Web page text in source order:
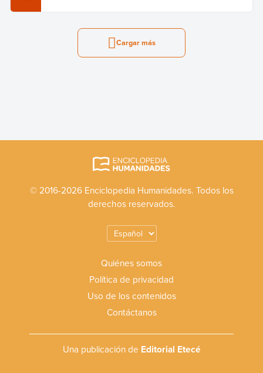
Cargar más
© 2016-2026 Enciclopedia Humanidades. Todos los
derechos reservados.
Quiénes somos
Política de privacidad
Uso de los contenidos
Contáctanos
Una publicación de Editorial Etecé